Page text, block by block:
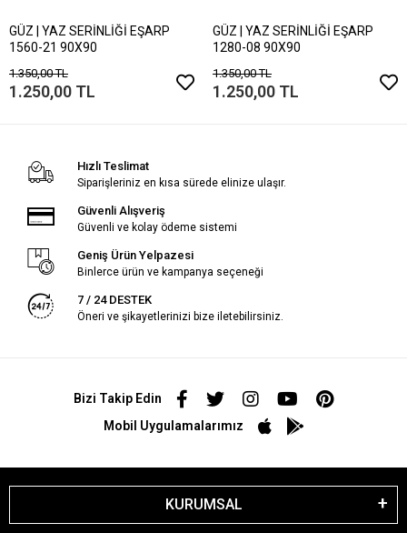
GÜZ | YAZ SERİNLİĞİ EŞARP
1560-21 90X90
1.350,00 TL
1.250,00 TL
GÜZ | YAZ SERİNLİĞİ EŞARP
1280-08 90X90
1.350,00 TL
1.250,00 TL
Hızlı Teslimat
Siparişleriniz en kısa sürede elinize ulaşır.
Güvenli Alışveriş
Güvenli ve kolay ödeme sistemi
Geniş Ürün Yelpazesi
Binlerce ürün ve kampanya seçeneği
7 / 24 DESTEK
Öneri ve şikayetlerinizi bize iletebilirsiniz.
Bizi Takip Edin
Mobil Uygulamalarımız
KURUMSAL